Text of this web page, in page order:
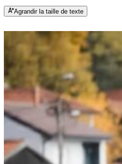
Agrandir la taille de texte